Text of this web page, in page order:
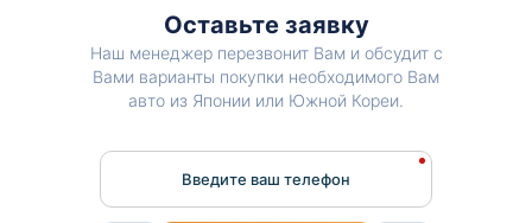
Оставьте заявку
Наш менеджер перезвонит Вам и обсудит с
Вами варианты покупки необходимого Вам
авто из Японии или Южной Кореи.
Введите ваш телефон